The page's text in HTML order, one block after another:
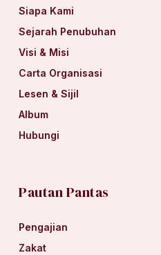
Siapa Kami
Sejarah Penubuhan
Visi & Misi
Carta Organisasi
Lesen & Sijil
Album
Hubungi
Pautan Pantas
Pengajian
Zakat